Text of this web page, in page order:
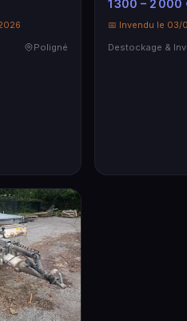
Poligné
1 300 – 2 000
📅 Invendu le 03/